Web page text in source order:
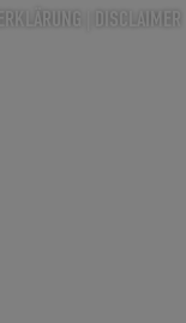
DISCLAIMER